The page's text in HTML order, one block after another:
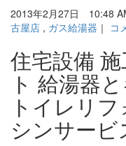
2013年2月27日 10:48
古屋店 , ガス給湯器 ｜ コ
住宅設備
ト 給湯器
トイレリ
シンサービ